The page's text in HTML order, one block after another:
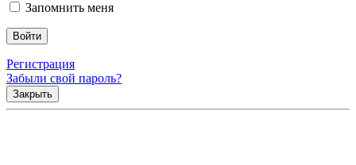
Запомнить меня
Регистрация
Забыли свой пароль?
Закрыть